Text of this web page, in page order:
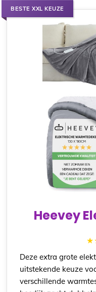
BESTE XXL KEUZE
Heevey
Deze extra grote
uitstekende keuze
verschillende